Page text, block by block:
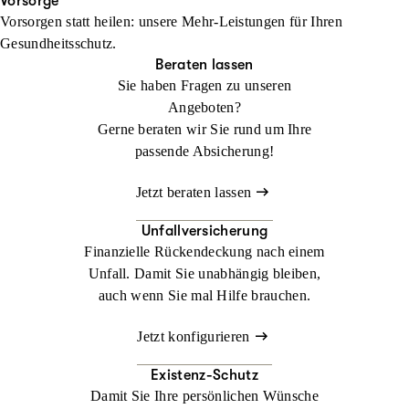
Jetzt konfigurieren Beraten lassen
zur Herausforderung werden. Mit der
Auslandsreisekrankenversicherung sind Sie weltweit bestens
Beraten lassen
Vorsorgen statt heilen: unsere Mehr-Leistungen für Ihren
Gesundheitsschutz.
Beraten lassen
Sie haben Fragen zu unseren
Angeboten?
Gerne beraten wir Sie rund um Ihre
passende Absicherung!
Jetzt beraten lassen
Unfallversicherung
Finanzielle Rückendeckung nach einem
Unfall. Damit Sie unabhängig bleiben,
auch wenn Sie mal Hilfe brauchen.
Jetzt konfigurieren
Existenz-Schutz
Damit Sie Ihre persönlichen Wünsche